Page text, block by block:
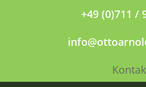
+49 (0)711 /